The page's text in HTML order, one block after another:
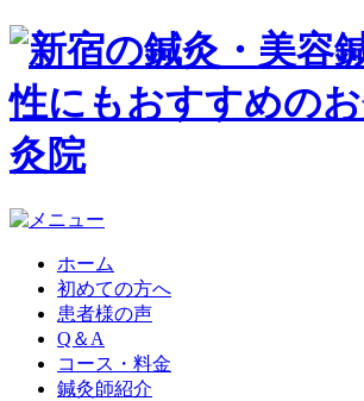
ホーム
初めての方へ
患者様の声
Q＆A
コース・料金
鍼灸師紹介